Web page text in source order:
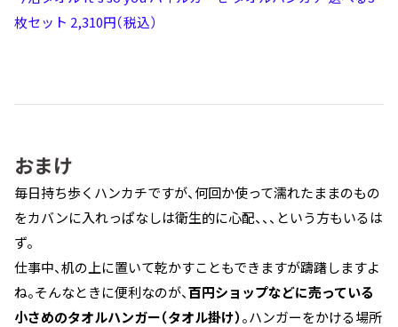
枚セット 2,310円（税込）
おまけ
毎日持ち歩くハンカチですが、何回か使って濡れたままのもの
をカバンに入れっぱなしは衛生的に心配、、、という方もいるは
ず。
仕事中、机の上に置いて乾かすこともできますが躊躇しますよ
ね。そんなときに便利なのが、百円ショップなどに売っている
小さめのタオルハンガー（タオル掛け）。ハンガーをかける場所